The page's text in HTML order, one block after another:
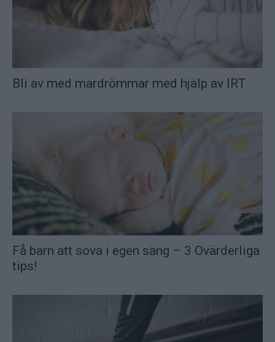
Bli av med mardrömmar med hjälp av IRT
Få barn att sova i egen säng – 3 Ovärderliga
tips!